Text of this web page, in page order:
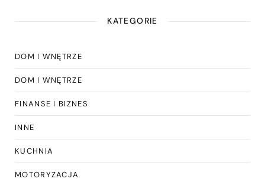
KATEGORIE
DOM I WNĘTRZE
DOM I WNĘTRZE
FINANSE I BIZNES
INNE
KUCHNIA
MOTORYZACJA